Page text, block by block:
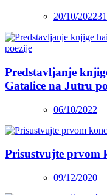
20/10/2022
Predstavljanje
Gatalice na Jutru
06/10/2022
Prisustvujte prvom
09/12/2020